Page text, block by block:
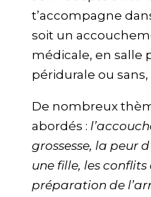
t’accompagne
soit un
médicale, en salle
péridurale ou
De nombreux
abordés :
grossesse, la peur
une fille, les
préparation de